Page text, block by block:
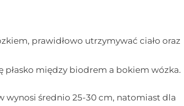
prawidłowo utrzymywać ciało oraz
płasko między biodrem a bokiem wózka.
średnio 25-30 cm, natomiast dla